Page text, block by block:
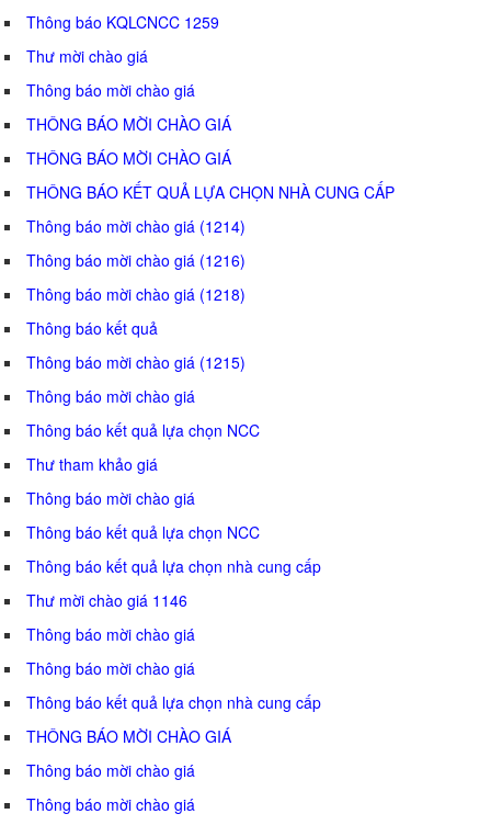
Thông báo KQLCNCC 1259
Thư mời chào giá
Thông báo mời chào giá
THÔNG BÁO MỜI CHÀO GIÁ
THÔNG BÁO MỜI CHÀO GIÁ
THÔNG BÁO KẾT QUẢ LỰA CHỌN NHÀ CUNG CẤP
Thông báo mời chào giá (1214)
Thông báo mời chào giá (1216)
Thông báo mời chào giá (1218)
Thông báo kết quả
Thông báo mời chào giá (1215)
Thông báo mời chào giá
Thông báo kết quả lựa chọn NCC
Thư tham khảo giá
Thông báo mời chào giá
Thông báo kết quả lựa chọn NCC
Thông báo kết quả lựa chọn nhà cung cấp
Thư mời chào giá 1146
Thông báo mời chào giá
Thông báo mời chào giá
Thông báo kết quả lựa chọn nhà cung cấp
THÔNG BÁO MỜI CHÀO GIÁ
Thông báo mời chào giá
Thông báo mời chào giá